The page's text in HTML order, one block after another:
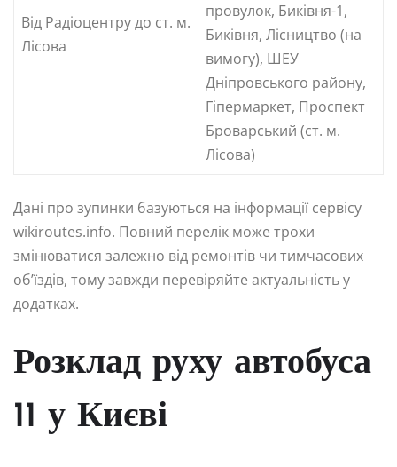
Від Радіоцентру до ст. м.
Лісова
провулок, Биківня-1,
Биківня, Лісництво (на
вимогу), ШЕУ
Дніпровського району,
Гіпермаркет, Проспект
Броварський (ст. м.
Лісова)
Дані про зупинки базуються на інформації сервісу
wikiroutes.info. Повний перелік може трохи
змінюватися залежно від ремонтів чи тимчасових
об’їздів, тому завжди перевіряйте актуальність у
додатках.
Розклад руху автобуса
11 у Києві